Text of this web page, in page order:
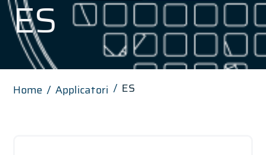
ES
Home Applicatori ES